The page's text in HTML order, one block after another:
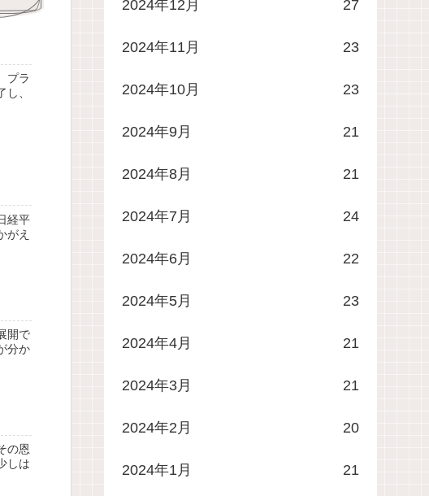
プラ
、
経平
がえ
開で
分か
の恩
しは
2024年12月 27
2024年11月 23
2024年10月 23
2024年9月 21
2024年8月 21
2024年7月 24
2024年6月 22
2024年5月 23
2024年4月 21
2024年3月 21
2024年2月 20
2024年1月 21